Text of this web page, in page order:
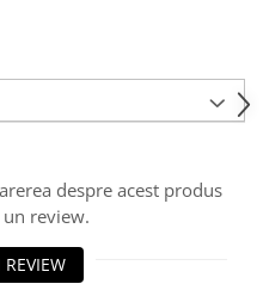
despre acest produs
review.